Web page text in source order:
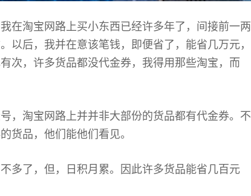
在淘宝网路上买小东西已经许多年了，间接前一两
以后，我并在意该笔钱，即便省了，能省几万元，
次，许多货品都没代金券，我得用那些淘宝，而
，淘宝网路上并并非大部份的货品都有代金券。不
货品，他们能他们看见。
多了，但，日积月累。因此许多货品能省几百元